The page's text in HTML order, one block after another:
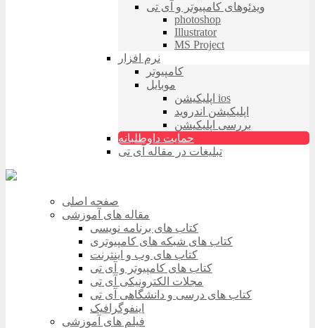
ویدئوهای کامپیوتر و آی تی
photoshop
Illustrator
MS Project
نرم افزار
کامپیوتر
موبایل
اپلیکیشن ios
اپلیکیشن اندروید
بررسی اپلیکیشن
حمایت داوطلبانه
تبلیغات در مقاله آی تی
صفحه اصلی
مقاله های آموزشی
کتاب های برنامه نویسی
کتاب های شبکه های کامپیوتری
کتاب های وب و اینترنت
کتاب های کامپیوتر و آی تی
مجلات الکترونیکی آی تی
کتاب های درسی و دانشگاهی آی تی
اینفوگرافیک
فیلم های آموزشی